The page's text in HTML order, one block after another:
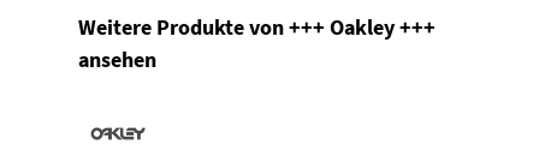
Produktgalerie überspringen
Weitere Produkte von +++ Oakley +++
ansehen